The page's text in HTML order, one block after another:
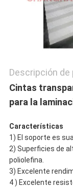
PRIVACY
POLICY
Descripción
Cintas
para la
Características
1) El soporte es
2) Superficies de
poliolefina.
3) Excelente
4 ) Excelente